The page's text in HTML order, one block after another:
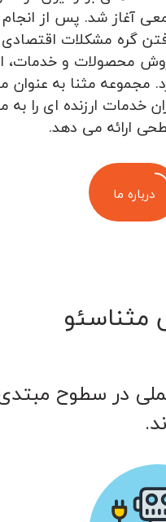
آغاز شد. پس از
گره مشکلات اقتصادی
محصولات و خدمات،
مجموعه مثنا به
خدمات ارزنده ای را
ارائه می دهد.
درباره ما
مثناسئو
در سطوح